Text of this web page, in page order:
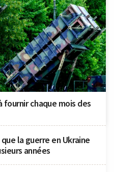
fournir chaque mois des
la guerre en Ukraine
années